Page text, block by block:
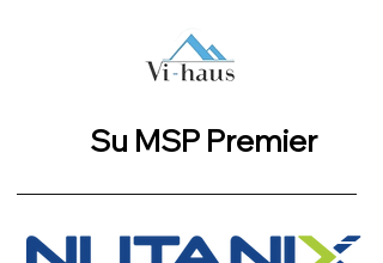
Su MSP Premier